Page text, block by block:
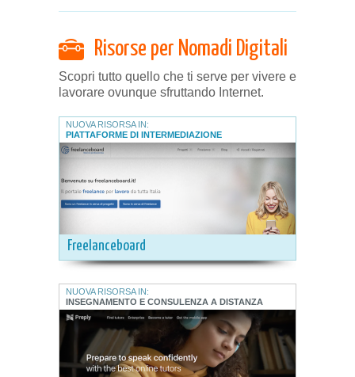
Risorse per Nomadi Digitali
Scopri tutto quello che ti serve per vivere e
lavorare ovunque sfruttando Internet.
Freelanceboard
NUOVA RISORSA IN:
PIATTAFORME DI INTERMEDIAZIONE
NUOVA RISORSA IN:
INSEGNAMENTO E CONSULENZA A DISTANZA